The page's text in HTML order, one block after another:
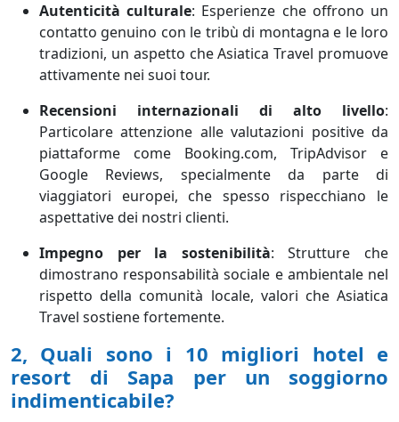
Autenticità culturale: Esperienze che offrono un
contatto genuino con le tribù di montagna e le loro
tradizioni, un aspetto che Asiatica Travel promuove
attivamente nei suoi tour.
Recensioni internazionali di alto livello:
Particolare attenzione alle valutazioni positive da
piattaforme come Booking.com, TripAdvisor e
Google Reviews, specialmente da parte di
viaggiatori europei, che spesso rispecchiano le
aspettative dei nostri clienti.
Impegno per la sostenibilità: Strutture che
dimostrano responsabilità sociale e ambientale nel
rispetto della comunità locale, valori che Asiatica
Travel sostiene fortemente.
2, Quali sono i 10 migliori hotel e
resort di Sapa per un soggiorno
indimenticabile?